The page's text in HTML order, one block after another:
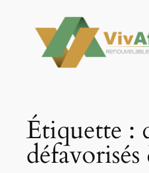
contenu
Étiquette :
défavorisés